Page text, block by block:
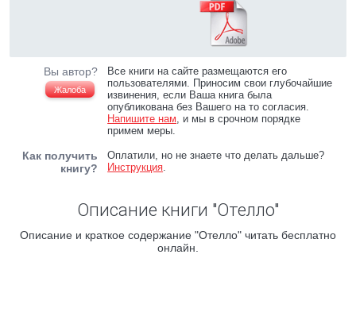
Вы автор?
Жалоба
Все книги на сайте размещаются его
пользователями. Приносим свои глубочайшие
извинения, если Ваша книга была
опубликована без Вашего на то согласия.
Напишите нам, и мы в срочном порядке
примем меры.
Как получить
книгу?
Оплатили, но не знаете что делать дальше?
Инструкция.
Описание книги "Отелло"
Описание и краткое содержание "Отелло" читать бесплатно
онлайн.